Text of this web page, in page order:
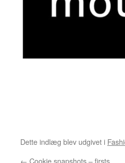
Dette indlæg blev udgivet i
← Cookie snapshots – firsts